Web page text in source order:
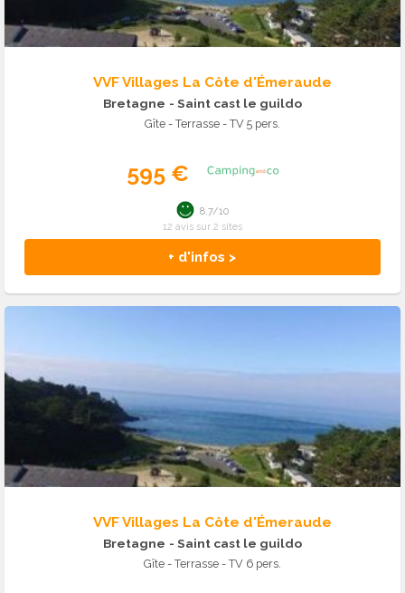
VVF Villages La Côte d'Émeraude
Bretagne - Saint cast le guildo
Gîte - Terrasse - TV 5 pers.
595 €
+ d'infos >
8.7/10
12 avis sur 2 sites
VVF Villages La Côte d'Émeraude
Bretagne - Saint cast le guildo
Gîte - Terrasse - TV 6 pers.